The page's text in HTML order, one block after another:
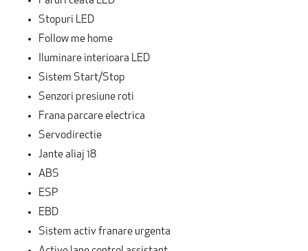
Stopuri LED
Follow me home
Iluminare interioara LED
Sistem Start/Stop
Senzori presiune roti
Frana parcare electrica
Servodirectie
Jante aliaj 18
ABS
ESP
EBD
Sistem activ franare urgenta